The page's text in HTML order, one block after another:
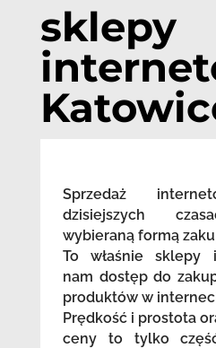
sklepy
Sprzedaż
dzisiejszych
wybieraną formą
To właśnie sklepy
nam dostęp do
produktów w
Prędkość i prostota
ceny to tylko